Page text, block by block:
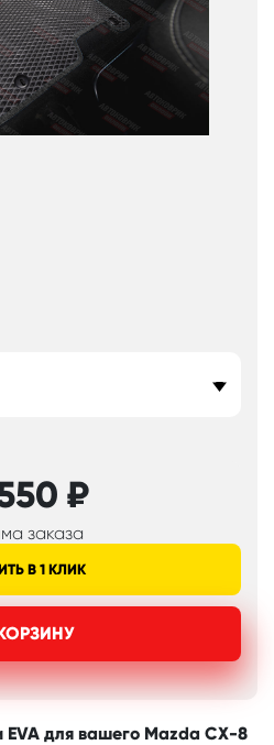
₽
заказа
В 1 КЛИК
для вашего Mazda CX-8